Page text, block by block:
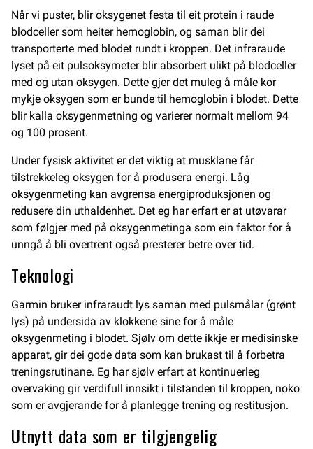
Når vi puster, blir oksygenet festa til eit protein i raude
blodceller som heiter hemoglobin, og saman blir dei
transporterte med blodet rundt i kroppen. Det infraraude
lyset på eit pulsoksymeter blir absorbert ulikt på blodceller
med og utan oksygen. Dette gjer det muleg å måle kor
mykje oksygen som er bunde til hemoglobin i blodet. Dette
blir kalla oksygenmetning og varierer normalt mellom 94
og 100 prosent.
Under fysisk aktivitet er det viktig at musklane får
tilstrekkeleg oksygen for å produsera energi. Låg
oksygenmeting kan avgrensa energiproduksjonen og
redusere din uthaldenhet. Det eg har erfart er at utøvarar
som følgjer med på oksygenmetinga som ein faktor for å
unngå å bli overtrent også presterer betre over tid.
Teknologi
Garmin bruker infraraudt lys saman med pulsmålar (grønt
lys) på undersida av klokkene sine for å måle
oksygenmeting i blodet. Sjølv om dette ikkje er medisinske
apparat, gir dei gode data som kan brukast til å forbetra
treningsrutinane. Eg har sjølv erfart at kontinuerleg
overvaking gir verdifull innsikt i tilstanden til kroppen, noko
som er avgjerande for å planlegge trening og restitusjon.
Utnytt data som er tilgjengelig